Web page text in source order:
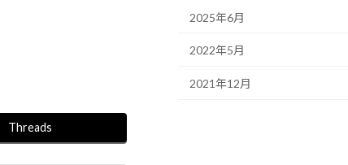
Threads
2025年6月
2022年5月
2021年12月